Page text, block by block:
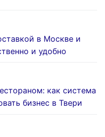
в Москве и
и удобно
как система
бизнес в Твери